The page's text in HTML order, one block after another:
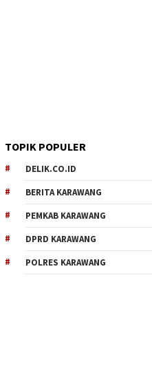
TOPIK POPULER
DELIK.CO.ID
BERITA KARAWANG
PEMKAB KARAWANG
DPRD KARAWANG
POLRES KARAWANG